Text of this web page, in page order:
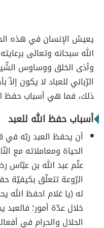
يعيش الإنسان في هذه
الله سبحانه وتعالى
وأذى الخلق ووساوس
الرّباني للعباد لا يكون
ذلك، فما هي أسباب حفظ
أسباب حفظ الله للعبد
أن يحفظ العبد ربّه في
الحياة ومعاملاته مع
علّم عبد الله بن عبّاس
الرّوعة تتعلّق بكيفيّة
له (يا غلام احفظ
خلال عدّة أمور؛ فالعبد
الحلال والحرام في